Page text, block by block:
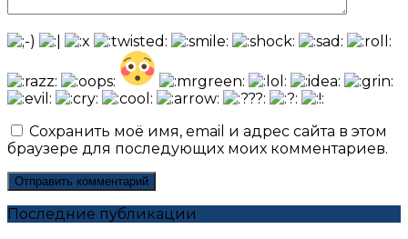
Сохранить моё имя, email и адрес сайта в этом
браузере для последующих моих комментариев.
Последние публикации